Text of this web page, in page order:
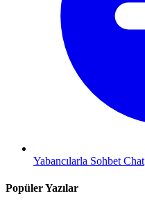
Yabancılarla Sohbet Chat
Popüler Yazılar